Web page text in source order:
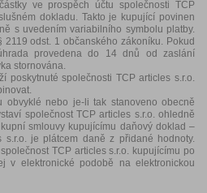
ve prospěch účtu společnosti TCP
dokladu. Takto je kupující povinen
s uvedením variabilního symbolu platby.
odst. 1 občanského zákoníku. Pokud
provedena do 14 dnů od zaslání
stornována.
společnosti TCP articles s.r.o.
nebo je-li tak stanoveno obecně
společnost TCP articles s.r.o. ohledně
smlouvy kupujícímu daňový doklad –
s.r.o. je plátcem daně z přidané hodnoty.
TCP articles s.r.o. kupujícímu po
v elektronické podobě na elektronickou